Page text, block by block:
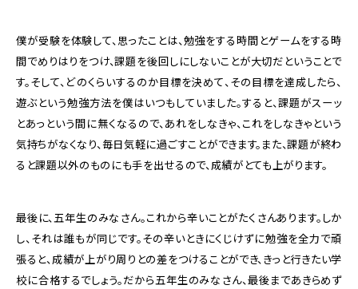
僕が受験を体験して、思ったことは、勉強をする時間とゲームをする時
間でめりはりをつけ、課題を後回しにしないことが大切だということで
す。そして、どのくらいするのか目標を決めて、その目標を達成したら、
遊ぶという勉強方法を僕はいつもしていました。すると、課題がスーッ
とあっという間に無くなるので、あれをしなきゃ、これをしなきゃという
気持ちがなくなり、毎日気軽に過ごすことができます。また、課題が終わ
ると課題以外のものにも手を出せるので、成績がとても上がります。
最後に、五年生のみなさん。これから辛いことがたくさんあります。しか
し、それは誰もが同じです。その辛いときにくじけずに勉強を全力で頑
張ると、成績が上がり周りとの差をつけることができ、きっと行きたい学
校に合格するでしょう。だから五年生のみなさん、最後まであきらめず